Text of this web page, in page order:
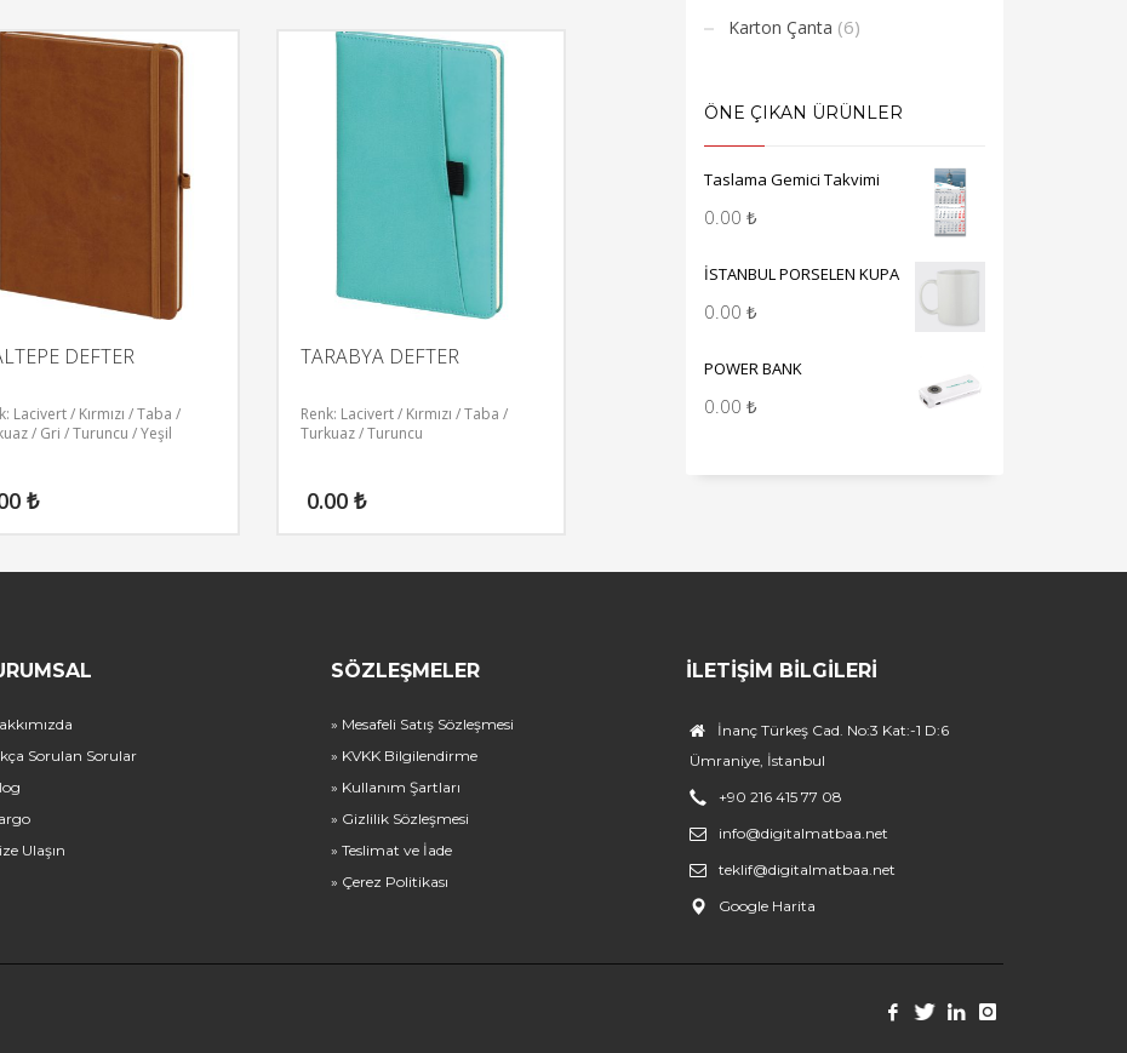
DEFTER
Lacivert / Kırmızı / Taba /
/ Gri / Turuncu / Yeşil
₺
TARABYA DEFTER
Renk: Lacivert / Kırmızı / Taba /
Turkuaz / Turuncu
0.00 ₺
Karton Çanta (6)
ÖNE ÇIKAN ÜRÜNLER
Taslama Gemici Takvimi
0.00 ₺
İSTANBUL PORSELEN KUPA
0.00 ₺
POWER BANK
0.00 ₺
Sorulan Sorular
Ulaşın
SÖZLEŞMELER
» Mesafeli Satış Sözleşmesi
» KVKK Bilgilendirme
» Kullanım Şartları
» Gizlilik Sözleşmesi
» Teslimat ve İade
» Çerez Politikası
İLETIŞIM BILGILERI
İnanç Türkeş Cad. No:3 Kat:-1 D:6
Ümraniye, İstanbul
+90 216 415 77 08
info@digitalmatbaa.net
teklif@digitalmatbaa.net
Google Harita